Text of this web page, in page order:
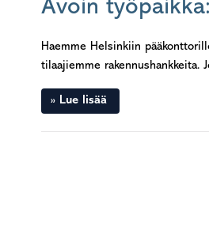
Avoin
Haemme Helsinkiin
tilaajiemme rakennushankkeita.
Lue lisää